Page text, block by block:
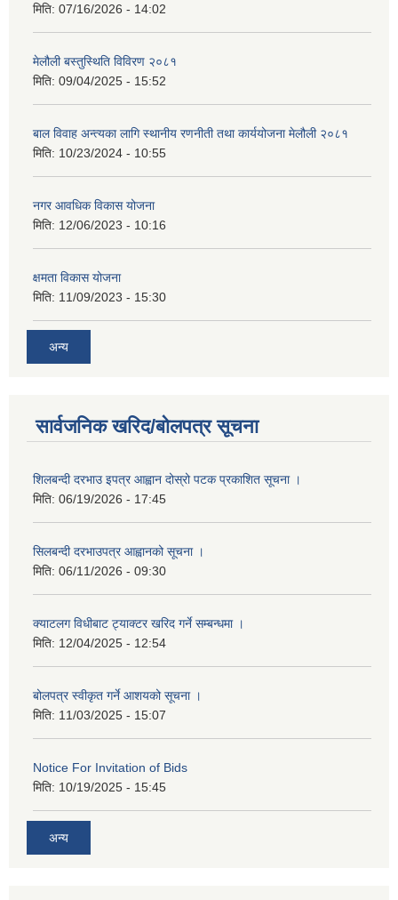
मिति: 07/16/2026 - 14:02
मेलौली बस्तुस्थिति विविरण २०८१
मिति: 09/04/2025 - 15:52
बाल विवाह अन्त्यका लागि स्थानीय रणनीती तथा कार्ययोजना मेलौली २०८१
मिति: 10/23/2024 - 10:55
नगर आवधिक विकास योजना
मिति: 12/06/2023 - 10:16
क्षमता विकास योजना
मिति: 11/09/2023 - 15:30
अन्य
सार्वजनिक खरिद/बोलपत्र सूचना
शिलबन्दी दरभाउ इपत्र आह्वान दोस्रो पटक प्रकाशित सूचना ।
मिति: 06/19/2026 - 17:45
सिलबन्दी दरभाउपत्र आह्वानको सूचना ।
मिति: 06/11/2026 - 09:30
क्याटलग विधीबाट ट्याक्टर खरिद गर्ने सम्बन्धमा ।
मिति: 12/04/2025 - 12:54
बोलपत्र स्वीकृत गर्ने आशयको सूचना ।
मिति: 11/03/2025 - 15:07
Notice For Invitation of Bids
मिति: 10/19/2025 - 15:45
अन्य